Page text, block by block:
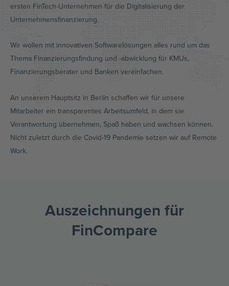
ersten FinTech-Unternehmen für die Digitalisierung der
Unternehmensfinanzierung.
Wir wollen mit innovativen Softwarelösungen alles rund um das
Thema Finanzierungsfindung und -abwicklung für KMUs,
Finanzierungsberater und Banken vereinfachen.
An unserem Hauptsitz in Berlin schaffen wir für unsere
Mitarbeiter ein transparentes Arbeitsumfeld, in dem sie
Verantwortung übernehmen, Spaß haben und wachsen können.
Nicht zuletzt durch die Covid-19 Pandemie setzen wir auf Remote
Work.
Auszeichnungen für
FinCompare